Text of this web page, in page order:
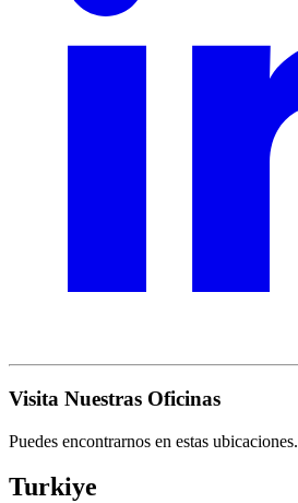
Visita Nuestras Oficinas
Puedes encontrarnos en estas ubicaciones.
Turkiye